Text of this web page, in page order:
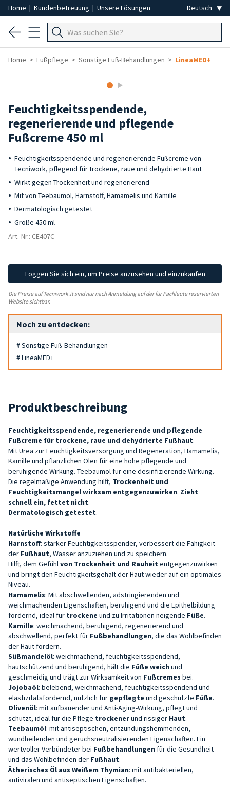
Home | Kundenbetreuung | Unsere Lösungen
Home Fußpflege Sonstige Fuß-Behandlungen LineaMED+
Feuchtigkeitsspendende,
regenerierende und pflegende
Fußcreme 450 ml
Feuchtigkeitsspendende und regenerierende Fußcreme von
Tecniwork, pflegend für trockene, raue und dehydrierte Haut
Wirkt gegen Trockenheit und regenerierend
Mit von Teebaumöl, Harnstoff, Hamamelis und Kamille
Dermatologisch getestet
Größe 450 ml
Art.-Nr.: CE407C
Loggen Sie sich ein, um Preise anzusehen und einzukaufen
Die Preise auf Tecniwork.it sind nur nach Anmeldung auf der für Fachleute reservierten
Website sichtbar.
Noch zu entdecken:
# Sonstige Fuß-Behandlungen
# LineaMED+
Produktbeschreibung
Feuchtigkeitsspendende, regenerierende und pflegende
Fußcreme für trockene, raue und dehydrierte Fußhaut.
Mit Urea zur Feuchtigkeitsversorgung und Regeneration, Hamamelis,
Kamille und pflanzlichen Ölen für eine hohe pflegende und
beruhigende Wirkung. Teebaumöl für eine desinfizierende Wirkung.
Die regelmäßige Anwendung hilft, Trockenheit und
Feuchtigkeitsmangel wirksam entgegenzuwirken. Zieht
schnell ein, fettet nicht.
Dermatologisch getestet.
Natürliche Wirkstoffe
Harnstoff: starker Feuchtigkeitsspender, verbessert die Fähigkeit
der Fußhaut, Wasser anzuziehen und zu speichern.
Hilft, dem Gefühl von Trockenheit und Rauheit entgegenzuwirken
und bringt den Feuchtigkeitsgehalt der Haut wieder auf ein optimales
Niveau.
Hamamelis: Mit abschwellenden, adstringierenden und
weichmachenden Eigenschaften, beruhigend und die Epithelbildung
fördernd, ideal für trockene und zu Irritationen neigende Füße.
Kamille: weichmachend, beruhigend, regenerierend und
abschwellend, perfekt für Fußbehandlungen, die das Wohlbefinden
der Haut fördern.
Süßmandelöl: weichmachend, feuchtigkeitsspendend,
hautschützend und beruhigend, hält die Füße weich und
geschmeidig und trägt zur Wirksamkeit von Fußcremes bei.
Jojobaöl: belebend, weichmachend, feuchtigkeitsspendend und
elastizitätsfördernd, nützlich für gepflegte und geschützte Füße.
Olivenöl: mit aufbauender und Anti-Aging-Wirkung, pflegt und
schützt, ideal für die Pflege trockenerund rissiger Haut.
Teebaumöl: mit antiseptischen, entzündungshemmenden,
wundheilenden und geruchsneutralisierenden Eigenschaften. Ein
wertvoller Verbündeter bei Fußbehandlungen für die Gesundheit
und das Wohlbefinden der Fußhaut.
Ätherisches Öl aus Weißem Thymian: mit antibakteriellen,
antiviralen und antiseptischen Eigenschaften.